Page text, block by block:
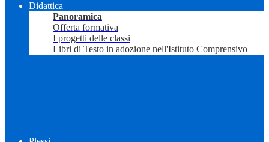
Didattica
Panoramica
Offerta formativa
I progetti delle classi
Libri di Testo in adozione nell'Istituto Comprensivo